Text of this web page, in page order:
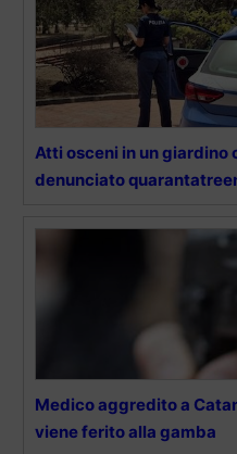
Atti osceni in un giardino
denunciato
Medico aggredito a
viene ferito alla gamba